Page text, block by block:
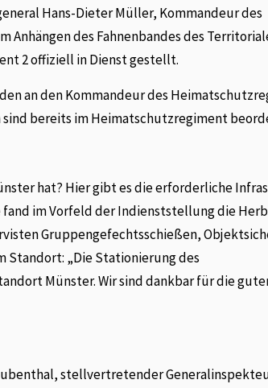
Hans-Dieter Müller, Kommandeur des
des Fahnenbandes des
2 offiziell in Dienst gestellt.
an den Kommandeur des
sind bereits im Heimatschutzregiment
hat? Hier gibt es die erforderliche
im Vorfeld der Indienststellung die
Gruppengefechtsschießen,
Standort: „Die Stationierung des
Münster. Wir sind dankbar für die
stellvertretender